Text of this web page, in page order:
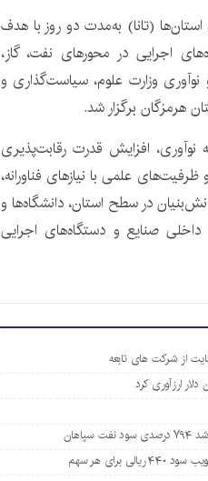
استان‌ها (تانا) به‌مدت دو روز با هدف
اجرایی در محورهای نفت، گاز،
وزارت علوم، سیاست‌گذاری و
هرمزگان برگزار شد.
نوآوری، افزایش قدرت رقابت‌پذیری
ظرفیت‌های علمی با نیازهای فناورانه،
در سطح استان، دانشگاه‌ها و
صنایع و دستگاه‌های اجرایی
از شرکت های تابعه